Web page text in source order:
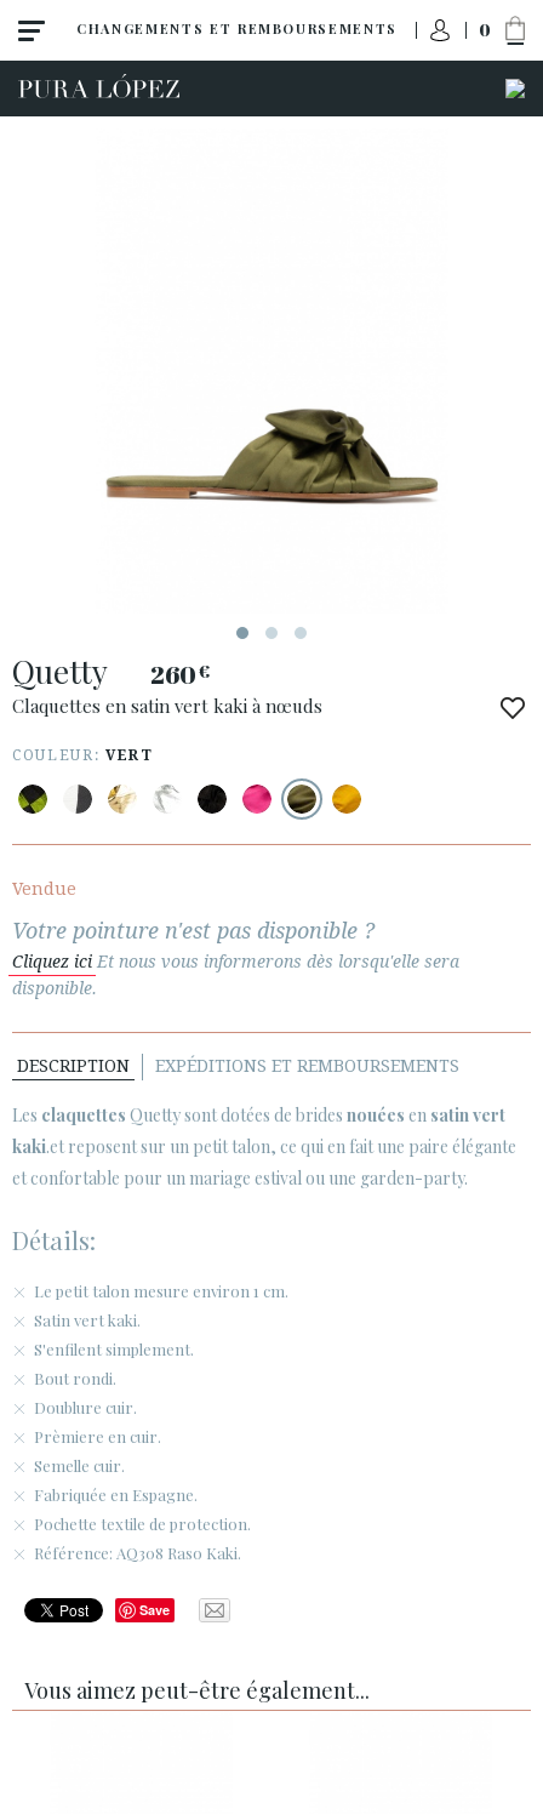
CHANGEMENTS ET REMBOURSEMENTS 0
· SERVICE CLIENT
· EXPÉDITIONS
· POLITIQUE DE CONFIDENTIALITÉ
· TERMES ET CONDITIONS

ESPACE CLIENTS B2B
Quetty 260€
Claquettes en satin vert kaki à nœuds
COULEUR:VERT
Vendue
Votre pointure n'est pas disponible ?
Cliquez ici Et nous vous informerons dès lorsqu'elle sera
disponible.
DESCRIPTION EXPÉDITIONS ET REMBOURSEMENTS
Les claquettes Quetty sont dotées de brides nouées en satin vert
kaki.et reposent sur un petit talon, ce qui en fait une paire élégante
et confortable pour un mariage estival ou une garden-party.
Détails:
Le petit talon mesure environ 1 cm.
Satin vert kaki.
S'enfilent simplement.
Bout rondi.
Doublure cuir.
Prèmiere en cuir.
Semelle cuir.
Fabriquée en Espagne.
Pochette textile de protection.
Référence: AQ308 Raso Kaki.
Save
Vous aimez peut-être également...